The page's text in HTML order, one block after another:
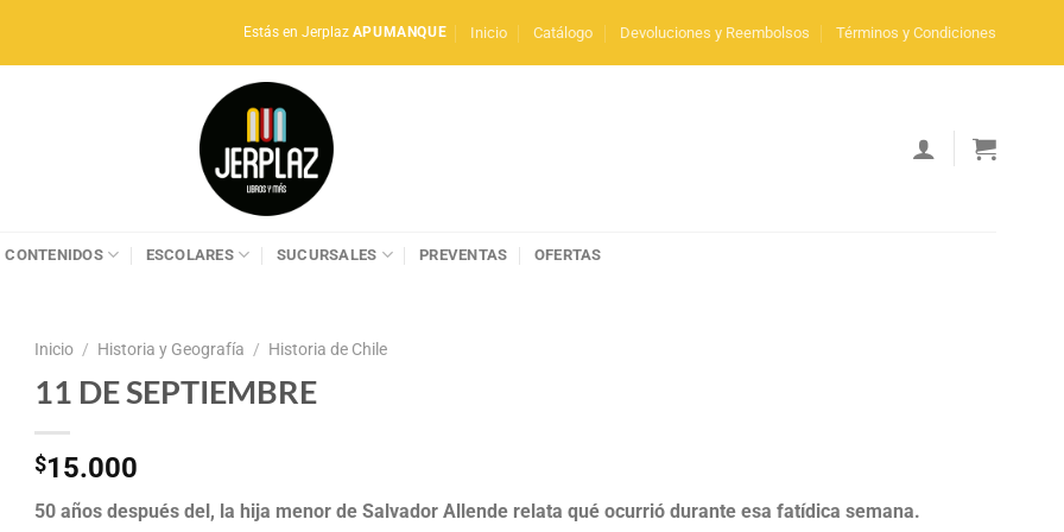
Estás en Jerplaz APUMANQUE Inicio Catálogo Devoluciones y Reembolsos Términos y Condiciones
CONTENIDOS ESCOLARES SUCURSALES PREVENTAS OFERTAS
Inicio / Historia y Geografía / Historia de Chile
11 DE SEPTIEMBRE
$15.000
50 años después del, la hija menor de Salvador Allende relata qué ocurrió durante esa fatídica semana.